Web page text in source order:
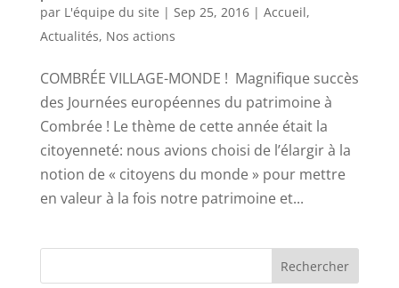
par L'équipe du site | Sep 25, 2016| Accueil,
Actualités, Nos actions
COMBRÉE VILLAGE-MONDE ! Magnifique succès
des Journées européennes du patrimoine à
Combrée ! Le thème de cette année était la
citoyenneté: nous avions choisi de l’élargir à la
notion de « citoyens du monde » pour mettre
en valeur à la fois notre patrimoine et...